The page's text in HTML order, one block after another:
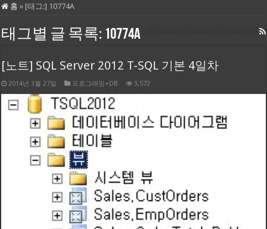
홈 » [태그:] 10774A
태그별 글 목록: 10774A
[노트] SQL Server 2012 T-SQL 기본 4일차
2014년 3월 27일 프로그래밍+DB 3,572